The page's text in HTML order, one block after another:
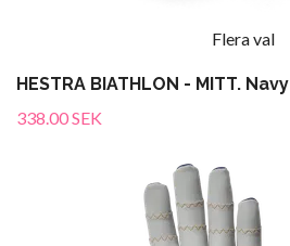
Flera val
HESTRA BIATHLON - MITT. Navy
338.00 SEK